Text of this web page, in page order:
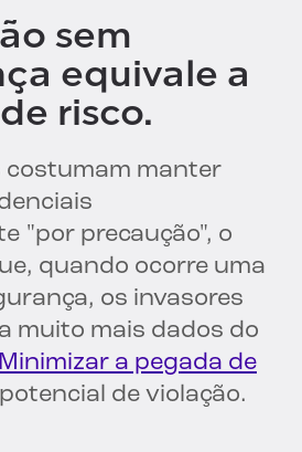
sem
equivale a
risco.
manter
"por precaução", o
quando ocorre uma
os invasores
muito mais dados do
Minimizar a pegada de
de violação.